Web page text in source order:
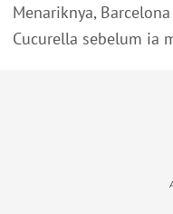
Menariknya,
Cucurella sebelum ia